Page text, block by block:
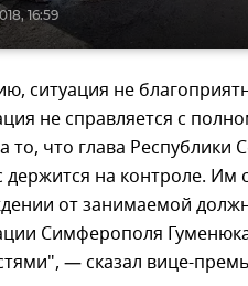
16:59
ситуация не
не справляется с
то, что глава Республики
держится на контроле.
от занимаемой
Симферополя
— сказал вице-